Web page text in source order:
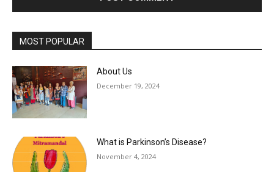
MOST POPULAR
About Us
December 19, 2024
What is Parkinson’s Disease?
November 4, 2024